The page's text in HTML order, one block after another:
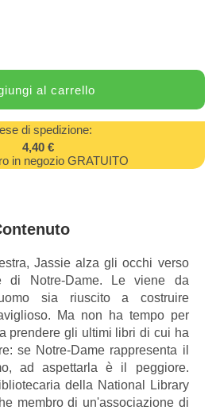
di spedizione:
4,40 €
in negozio GRATUITO
Jassie alza gli occhi verso
di Notre-Dame. Le viene da
sia riuscito a costruire
Ma non ha tempo per
prendere gli ultimi libri di cui ha
se Notre-Dame rappresenta il
ad aspettarla è il peggiore.
della National Library
membro di un'associazione di